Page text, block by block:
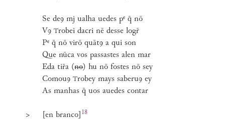
Se deꝯ mj ualha uedes pᵉ q̄ nō
VꝯTrobei dacri nē desse logr̄
Pᵉ q̄ nō virō quātꝯ a qui son
Que nūca vos passastes alen mar
Eda tir̄a (no) hu nō fostes nō sey
ComouꝯTrobey mays saberuꝯ ey
As manhas q̄ uos auedes contar
> [en branco 18